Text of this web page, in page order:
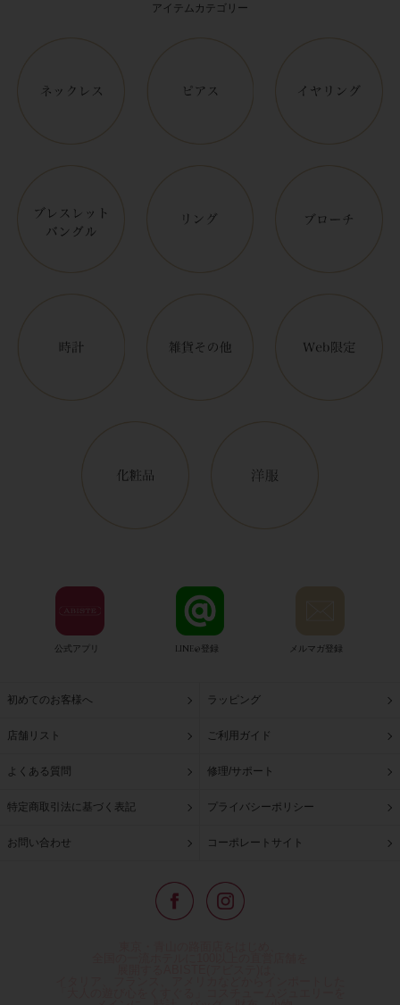
アイテムカテゴリー
公式アプリ LINE@登録 メルマガ登録
初めてのお客様へ ラッピング
店舗リスト ご利用ガイド
よくある質問 修理/サポート
特定商取引法に基づく表記 プライバシーポリシー
お問い合わせ コーポレートサイト